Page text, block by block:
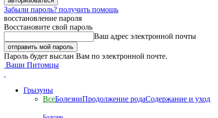
Забыли пароль? получить помощь
восстановление пароля
Восстановите свой пароль
Ваш адрес электронной почты
Пароль будет выслан Вам по электронной почте.
Ваши Питомцы
Грызуны
ВсеБолезниПродолжение родаСодержание и уход